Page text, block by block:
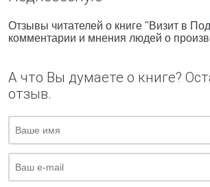
Отзывы читателей о книге "Визит в
комментарии и мнения людей о
А что Вы думаете о книге?
отзыв.